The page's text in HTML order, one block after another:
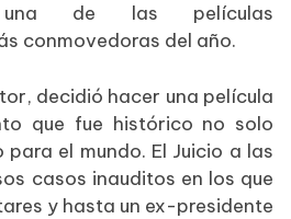
una de las películas
conmovedoras del año.
decidió hacer una película
que fue histórico no solo
el mundo. El Juicio a las
casos inauditos en los que
y hasta un ex-presidente